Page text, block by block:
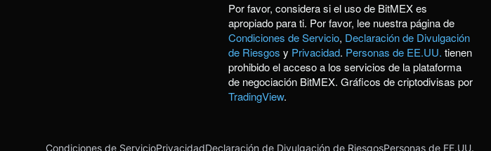
Por favor, considera si el uso de BitMEX es
apropiado para ti. Por favor, lee nuestra página de
Condiciones de Servicio, Declaración de Divulgación
de Riesgos y Privacidad. Personas de EE.UU. tienen
prohibido el acceso a los servicios de la plataforma
de negociación BitMEX. Gráficos de criptodivisas por
TradingView.
Condiciones de ServicioPrivacidadDeclaración de Divulgación de RiesgosPersonas de EE.UU.